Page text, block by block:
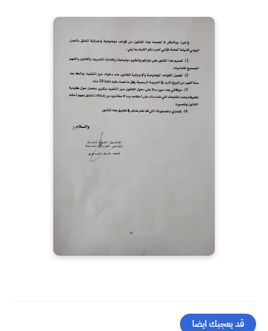
قد يعجبك ايضا